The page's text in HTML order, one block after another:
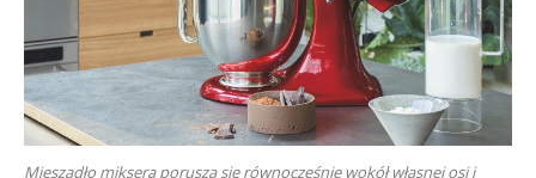
Mieszadło miksera porusza się równocześnie wokół własnej osi i